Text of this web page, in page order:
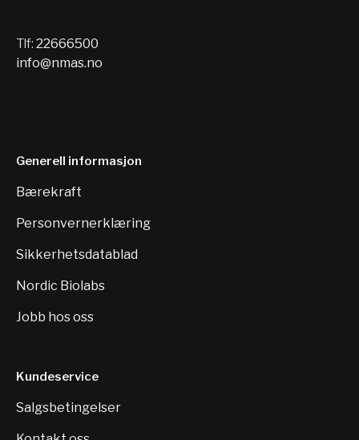
Tlf: 22666500
info@nmas.no
Generell informasjon
Bærekraft
Personvernerklæring
Sikkerhetsdatablad
Nordic Biolabs
Jobb hos oss
Kundeservice
Salgsbetingelser